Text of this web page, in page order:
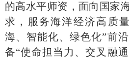
的高水平师资，面向国家
求，服务海洋经济高质
海、智能化、绿色化”前
备“使命担当力、交叉融